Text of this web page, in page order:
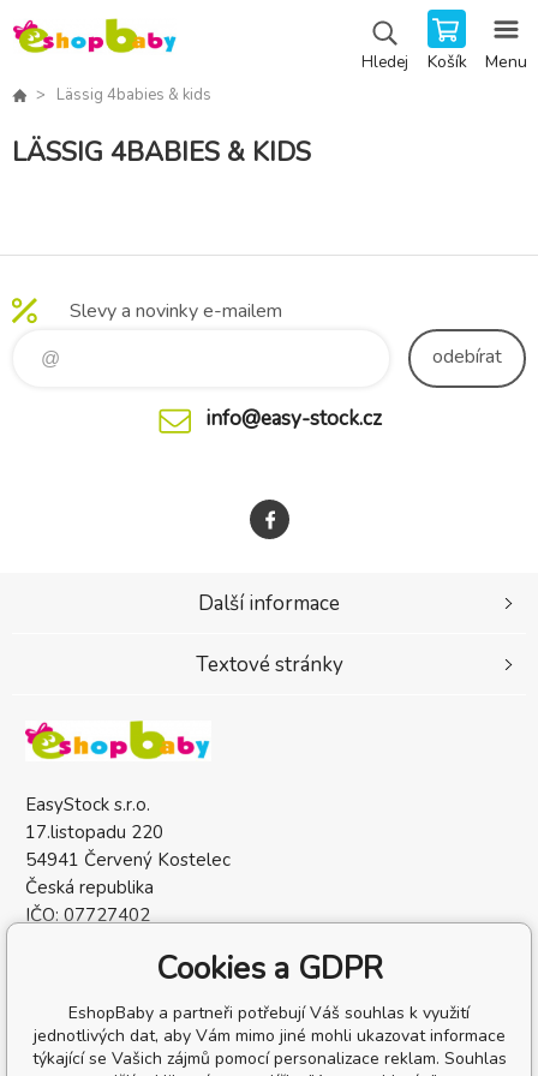
Hledej Košík Menu
Lässig 4babies & kids
LÄSSIG 4BABIES & KIDS
Slevy a novinky e-mailem
odebírat
info@easy-stock.cz
EasyStock s.r.o.
17.listopadu 220
54941 Červený Kostelec
Česká republika
IČO: 07727402
Další informace
Textové stránky
Cookies a GDPR
EshopBaby a partneři potřebují Váš souhlas k využití
jednotlivých dat, aby Vám mimo jiné mohli ukazovat informace
týkající se Vašich zájmů pomocí personalizace reklam. Souhlas